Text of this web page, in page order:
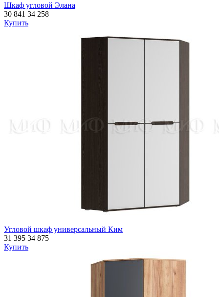
Шкаф угловой Элана
30 841 34 258
Купить
Угловой шкаф универсальный Ким
31 395 34 875
Купить